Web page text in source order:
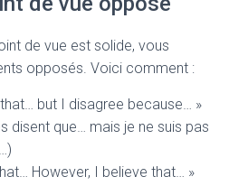
de vue est solide, vous
opposés. Voici comment :
but I disagree because… »
disent que… mais je ne suis pas
However, I believe that… »